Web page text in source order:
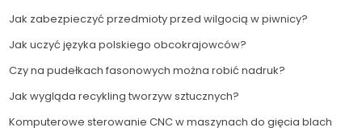
Jak zabezpieczyć przedmioty przed wilgocią w piwnicy?
Jak uczyć języka polskiego obcokrajowców?
Czy na pudełkach fasonowych można robić nadruk?
Jak wygląda recykling tworzyw sztucznych?
Komputerowe sterowanie CNC w maszynach do gięcia blach